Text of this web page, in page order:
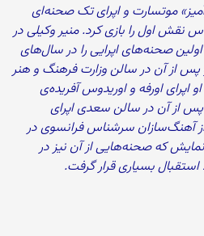
موتسارت و اپرای تک صحنه‌ای
نقش اول را بازی کرد. منیر وکیلی در
او اولین صحنه‌های اپرایی را در سال‌های
و پس از آن در سالن وزارت فرهنگ و هنر
اپرای اورفه و اوریدوس آفریده‌ی
پس از آن در سالن سعدی اپرای
آهنگ‌سازان سرشناس فرانسوی در
نمایش که صحنه‌هایی از آن نیز در
بسیاری قرار گرفت.